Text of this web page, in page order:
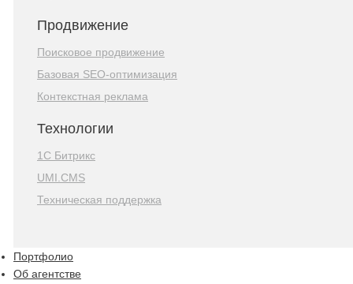
Продвижение
Поисковое продвижение
Базовая SEO-оптимизация
Контекстная реклама
Технологии
1С Битрикс
UMI.CMS
Техническая поддержка
Портфолио
Об агентстве